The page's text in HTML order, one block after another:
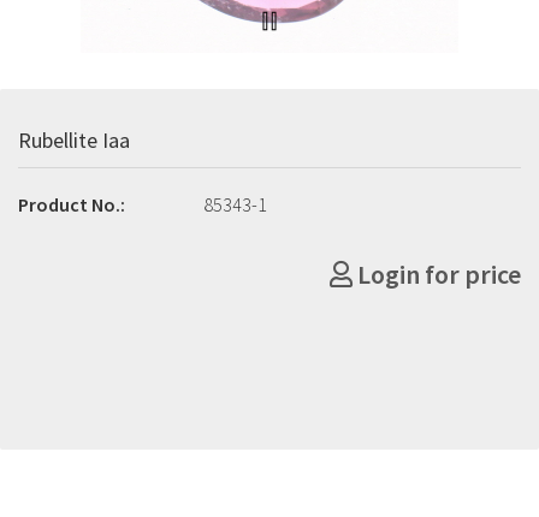
Rubellite Iaa
Product No.: 85343-1
Login for price